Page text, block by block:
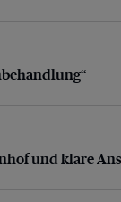
und klare
und klare